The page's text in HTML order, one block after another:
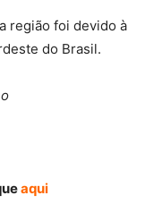
região foi devido à
do Brasil.
aqui